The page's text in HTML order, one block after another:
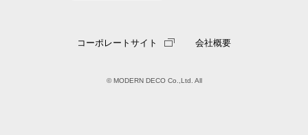
防止に役立ちます。
コーポレートサイト 会社概要
© MODERN DECO Co.,Ltd. All